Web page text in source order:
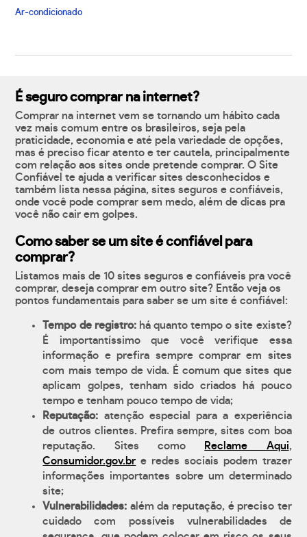
Ar-condicionado
É seguro comprar na internet?
Comprar na internet vem se tornando um hábito cada
vez mais comum entre os brasileiros, seja pela
praticidade, economia e até pela variedade de opções,
mas é preciso ficar atento e ter cautela, principalmente
com relação aos sites onde pretende comprar. O Site
Confiável te ajuda a verificar sites desconhecidos e
também lista nessa página, sites seguros e confiáveis,
onde você pode comprar sem medo, além de dicas pra
você não cair em golpes.
Como saber se um site é confiável para
comprar?
Listamos mais de 10 sites seguros e confiáveis pra você
comprar, deseja comprar em outro site? Então veja os
pontos fundamentais para saber se um site é confiável:
Tempo de registro:há quanto tempo o site existe?
É importantíssimo que você verifique essa
informação e prefira sempre comprar em sites
com mais tempo de vida. É comum que sites que
aplicam golpes, tenham sido criados há pouco
tempo e tenham pouco tempo de vida;
Reputação: atenção especial para a experiência
de outros clientes. Prefira sempre, sites com boa
reputação. Sites como
Reclame Aqui,
Consumidor.gov.br e redes sociais podem trazer
informações importantes sobre um determinado
site;
Vulnerabilidades: além da reputação, é preciso ter
cuidado com possíveis vulnerabilidades de